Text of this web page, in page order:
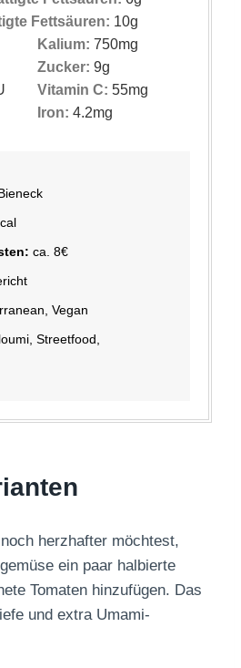
Fettsäuren: 10g
Kalium: 750mg
Zucker: 9g
Vitamin C: 55mg
Iron: 4.2mg
ca. 8€
Vegan
Streetfood,
herzhafter möchtest,
ein paar halbierte
Tomaten hinzufügen. Das
und extra Umami-